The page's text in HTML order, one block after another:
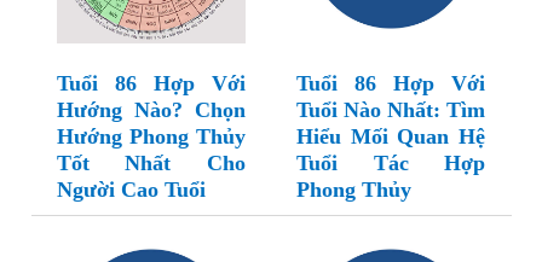
Tuổi 86 Hợp Với
Hướng Nào? Chọn
Hướng Phong Thủy
Tốt Nhất Cho
Người Cao Tuổi
Tuổi 86 Hợp Với
Tuổi Nào Nhất: Tìm
Hiểu Mối Quan Hệ
Tuổi Tác Hợp
Phong Thủy